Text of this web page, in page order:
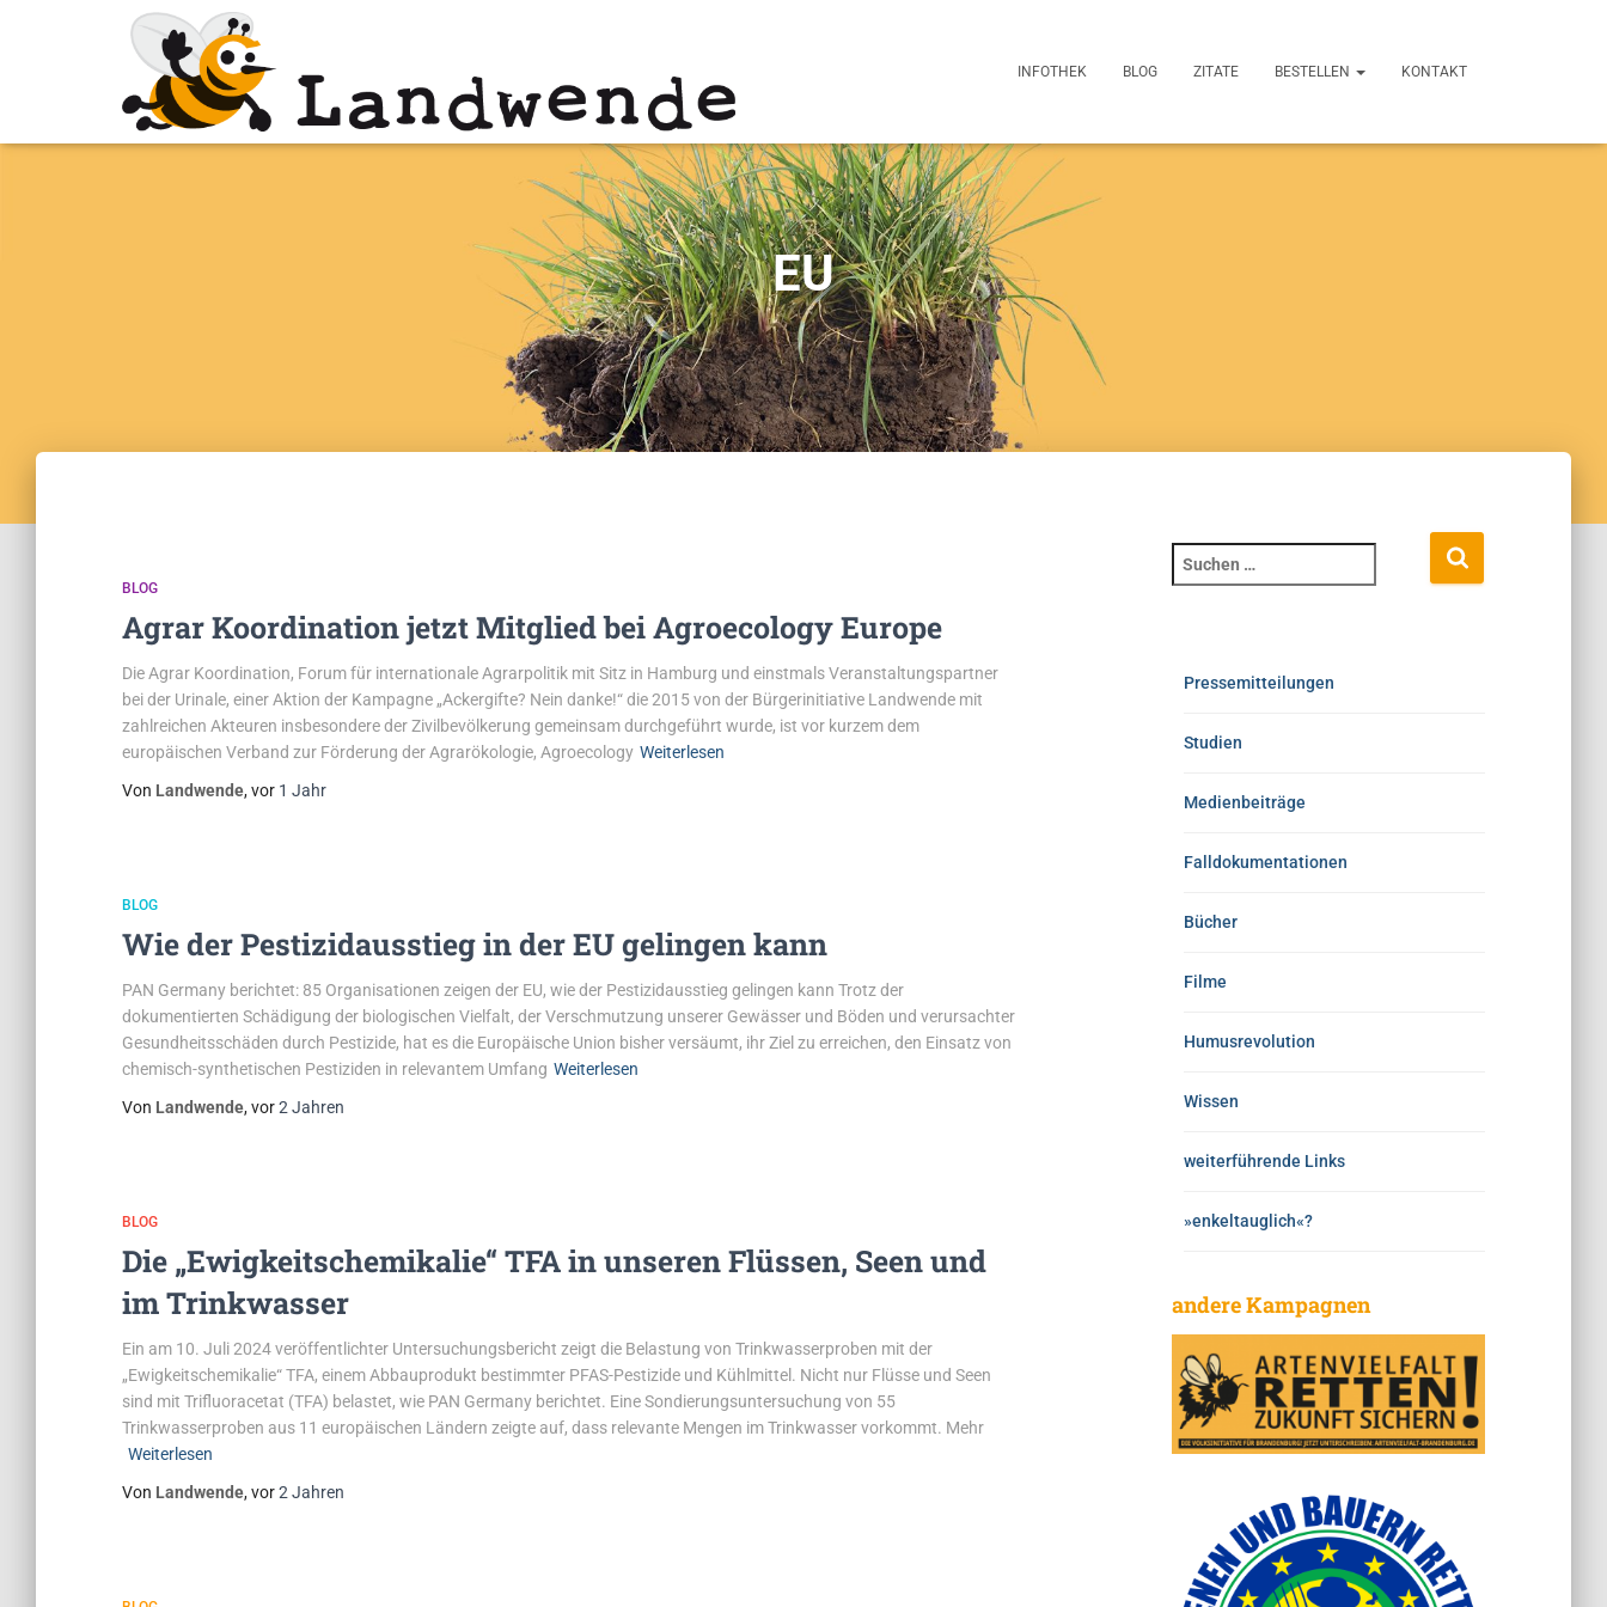
INFOTHEK BLOG ZITATE BESTELLEN KONTAKT
EU
BLOG
Agrar Koordination jetzt Mitglied bei Agroecology Europe
Die Agrar Koordination, Forum für internationale Agrarpolitik mit Sitz in Hamburg und einstmals Veranstaltungspartner
bei der Urinale, einer Aktion der Kampagne „Ackergifte? Nein danke!“ die 2015 von der Bürgerinitiative Landwende mit
zahlreichen Akteuren insbesondere der Zivilbevölkerung gemeinsam durchgeführt wurde, ist vor kurzem dem
europäischen Verband zur Förderung der Agrarökologie, Agroecology Weiterlesen
Von Landwende, vor 1 Jahr
BLOG
Wie der Pestizidausstieg in der EU gelingen kann
PAN Germany berichtet: 85 Organisationen zeigen der EU, wie der Pestizidausstieg gelingen kann Trotz der
dokumentierten Schädigung der biologischen Vielfalt, der Verschmutzung unserer Gewässer und Böden und verursachter
Gesundheitsschäden durch Pestizide, hat es die Europäische Union bisher versäumt, ihr Ziel zu erreichen, den Einsatz von
chemisch-synthetischen Pestiziden in relevantem Umfang Weiterlesen
Von Landwende, vor2 Jahren
BLOG
Die „Ewigkeitschemikalie“ TFA in unseren Flüssen, Seen und
im Trinkwasser
Ein am 10. Juli 2024 veröffentlichter Untersuchungsbericht zeigt die Belastung von Trinkwasserproben mit der
„Ewigkeitschemikalie“ TFA, einem Abbauprodukt bestimmter PFAS-Pestizide und Kühlmittel. Nicht nur Flüsse und Seen
sind mit Trifluoracetat (TFA) belastet, wie PAN Germany berichtet. Eine Sondierungsuntersuchung von 55
Trinkwasserproben aus 11 europäischen Ländern zeigte auf, dass relevante Mengen im Trinkwasser vorkommt. Mehr
Weiterlesen
Von Landwende, vor2 Jahren
Pressemitteilungen
Studien
Medienbeiträge
Falldokumentationen
Bücher
Filme
Humusrevolution
Wissen
weiterführende Links
»enkeltauglich«?
andere Kampagnen